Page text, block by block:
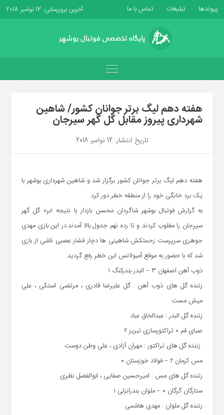
پیوندها تبلیغات تماس با ما آخرین بروزرسانی: 12 نوامبر 2018
هفته دهم لیگ برتر جوانان کشور/ شاهین
شهرداری پیروز مقابل گل گهر سیرجان
تاریخ انتشار: 12 نوامبر 2018
هفته دهم لیگ برتر جوانان کشور برگزار شد و شاهین شهرداری بوشهر با
یک برد خانگی خود را از منطقه خطر دور کرد.
به گزارش فوتبال بوشهر شاگردان محسن بازدار با نتیجه ۱بر۰ گل گهر
سیرجان را مغلوب کردند و تا رده نهم جدول بالا آمدند.در این بازی مهدی
جوهری سرپرست زحمتکش شاهینی ها دچار فشار عصبی ناشی از بازی
شد که با حضور به موقع آمبولانس این خطر رفع گردید.
ذوب آهن اصفهان ۳ – البدر بندرکنگ ۱
زننده گل های ذوب آهن : گل علیرضا قادری ، مرتضی استکی ، علی
میش مست
زننده گل البدر : عبدالخاق عباد
صبای قم ۰ تراکتورسازی تبریز ۲
زننده گل های تراکتور : مهران آزادی ، علی وطن دوست
مس کرمان ۲ – فولاد خوزستان ۰
زننده گل های مس : امیرحسین صفایی ، ابوالفضل نظری
ستارگان گرگان ۰ – ملوان بندرانزلی ۱
زننده گل ملوان : مهدی هاشمی